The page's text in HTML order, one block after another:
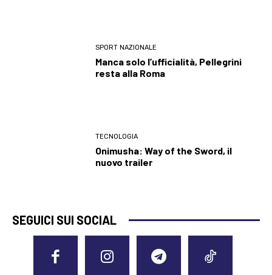
SPORT NAZIONALE
Manca solo l’ufficialità, Pellegrini
resta alla Roma
TECNOLOGIA
Onimusha: Way of the Sword, il
nuovo trailer
SEGUICI SUI SOCIAL